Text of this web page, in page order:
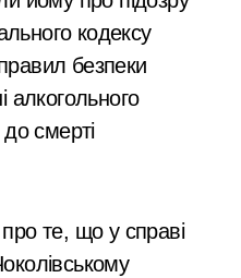
кодексу
безпеки
алкогольного
смерті
те, що у справі